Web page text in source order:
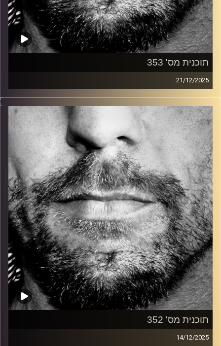
תוכנית מס' 353
21/12/2025
זיפים, מוזיקה מחוספסת של הופעות חיות. הרבה ג'אם, רוק,
בלוז, bluegrass, ג'אז, Fאנק, פרוגרסיב ואפילו אלקטרוניקה.
כל מה שחי, אמיתי ונושם.
עם שמוליק רגב.
קרדיט תמונות: David Goehring
תוכנית מס' 352
14/12/2025